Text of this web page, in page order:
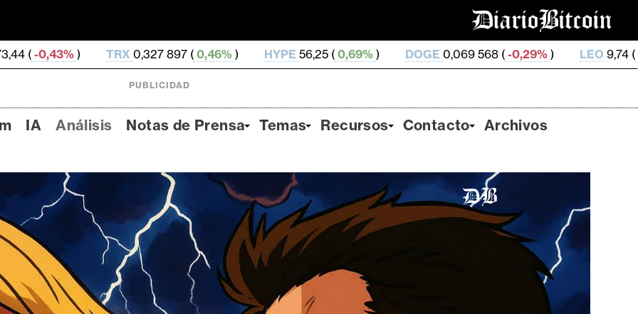
0,327 897 ( 0,46%) HYPE 56,25 (0,69%) DOGE0,069 568 ( -0,29% ) LEO9,74 (-0,19% ZEC
PUBLICIDAD
IA Análisis Notas de Prensa Temas Recursos Contacto Archivos